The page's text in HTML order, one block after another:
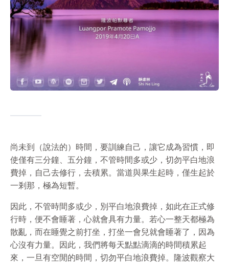
尚未到（說法的）時間，要訓練自己，讓它成為習慣，即
使僅有三分鐘、五分鐘，不管時間多或少，切勿平白地浪
費掉，自己去修行，去積累。當道與果生起時，僅生起於
一剎那，極為短暫。
因此，不管時間多或少，別平白地浪費掉，如此在正式修
行時，便不會睡著，心就會具有力量。若心一整天都極為
散亂，而在睡覺之前打坐，打坐一會兒就會睡著了，因為
心沒有力量。因此，我們將每天點點滴滴的時間積累起
來，一旦有空閒的時間，切勿平白地浪費掉。隆波觀察大